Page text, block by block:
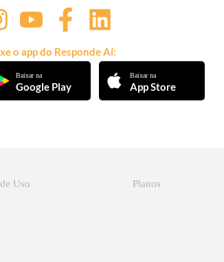
o app do Responde Aí:
Baixar na
Google Play
Baixar na
App Store
Uso Planos